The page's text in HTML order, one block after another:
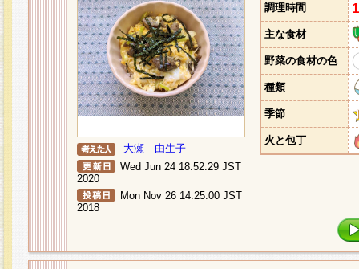
大瀬 由生子
Wed Jun 24 18:52:29 JST
2020
Mon Nov 26 14:25:00 JST
2018
調理時間
主な食材
野菜の食材の色
種類
季節
火と包丁